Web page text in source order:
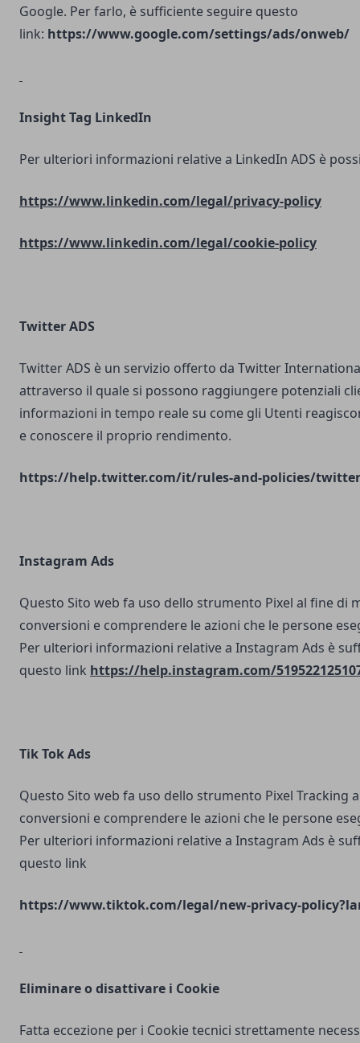
Google. Per farlo, è sufficiente seguire questo
link: https://www.google.com/settings/ads/onweb/
Insight Tag LinkedIn
Per ulteriori informazioni relative a LinkedIn ADS è
https://www.linkedin.com/legal/privacy-policy
https://www.linkedin.com/legal/cookie-policy
Twitter ADS
Twitter ADS è un servizio offerto da Twitter
attraverso il quale si possono raggiungere potenziali
informazioni in tempo reale su come gli Utenti
e conoscere il proprio rendimento.
https://help.twitter.com/it/rules-and-policies/
Instagram Ads
Questo Sito web fa uso dello strumento Pixel al fine di
conversioni e comprendere le azioni che le persone
Per ulteriori informazioni relative a Instagram Ads è
questo link https://help.instagram.com/
Tik Tok Ads
Questo Sito web fa uso dello strumento Pixel Tracking
conversioni e comprendere le azioni che le persone
Per ulteriori informazioni relative a Instagram Ads è
questo link
https://www.tiktok.com/legal/new-privacy-
Eliminare o disattivare i Cookie
Fatta eccezione per i Cookie tecnici strettamente